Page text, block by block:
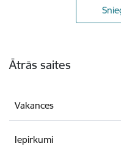
Ātrās saites
Vakances
Iepirkumi